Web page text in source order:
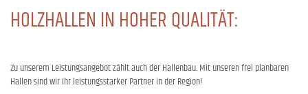
HOLZHALLEN IN HOHER QUALITÄT:
Zu unserem Leistungsangebot zählt auch der Hallenbau. Mit unseren frei planbaren
Hallen sind wir Ihr leistungsstarker Partner in der Region!